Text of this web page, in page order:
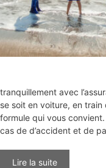
tranquillement avec
se soit en voiture, en
formule qui vous
cas de d’accident et de
Lire la suite